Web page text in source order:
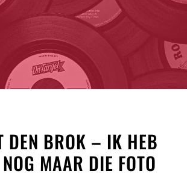
DEN BROK – IK HEB
MAAR DIE FOTO